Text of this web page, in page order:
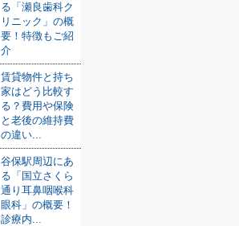
る「瀬良歯科ク
リニック」の概
要！特徴もご紹
介
賃貸物件と持ち
家はどう比較す
る？費用や保険
と老後の維持費
の違い...
谷保駅周辺にあ
る「国立さくら
通り耳鼻咽喉科
眼科」の概要！
診療内...